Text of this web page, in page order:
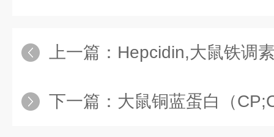
上一篇： Hepcidin,大鼠铁调
下一篇： 大鼠铜蓝蛋白（